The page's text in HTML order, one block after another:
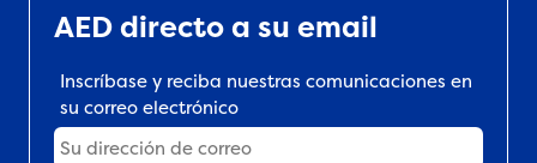
AED directo a su email
Inscríbase y reciba nuestras comunicaciones en
su correo electrónico